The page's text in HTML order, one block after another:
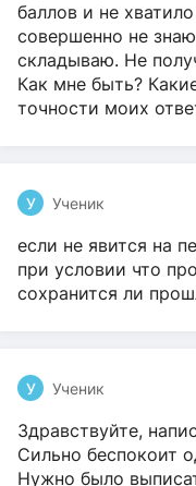
баллов и не
совершенно не
складываю. Не
Как мне быть?
точности моих
У Ученик
если не явится на
при условии что
сохранится ли
У Ученик
Здравствуйте,
Сильно беспокоит
Нужно было